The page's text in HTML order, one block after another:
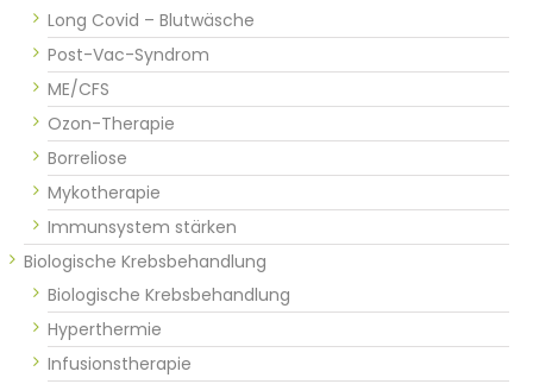
Long Covid – Blutwäsche
Post-Vac-Syndrom
ME/CFS
Ozon-Therapie
Borreliose
Mykotherapie
Immunsystem stärken
Biologische Krebsbehandlung
Biologische Krebsbehandlung
Hyperthermie
Infusionstherapie